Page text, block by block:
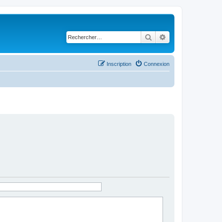
Rechercher
Connexion
Inscription